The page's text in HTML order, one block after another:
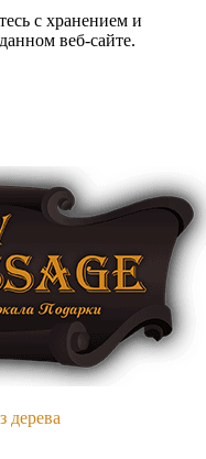
с хранением и
веб-сайте.
дерева